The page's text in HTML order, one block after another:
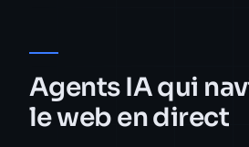
Agents IA qui
le web en direct